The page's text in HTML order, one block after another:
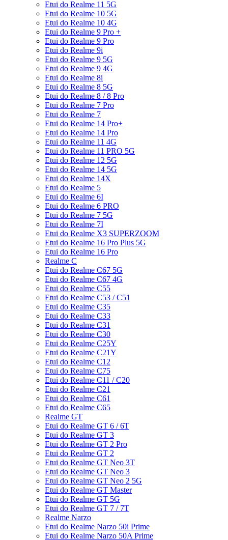
Etui do Realme 11 5G
Etui do Realme 10 5G
Etui do Realme 10 4G
Etui do Realme 9 Pro +
Etui do Realme 9 Pro
Etui do Realme 9i
Etui do Realme 9 5G
Etui do Realme 9 4G
Etui do Realme 8i
Etui do Realme 8 5G
Etui do Realme 8 / 8 Pro
Etui do Realme 7 Pro
Etui do Realme 7
Etui do Realme 14 Pro+
Etui do Realme 14 Pro
Etui do Realme 11 4G
Etui do Realme 11 PRO 5G
Etui do Realme 12 5G
Etui do Realme 14 5G
Etui do Realme 14X
Etui do Realme 5
Etui do Realme 6I
Etui do Realme 6 PRO
Etui do Realme 7 5G
Etui do Realme 7I
Etui do Realme X3 SUPERZOOM
Etui do Realme 16 Pro Plus 5G
Etui do Realme 16 Pro
Realme C
Etui do Realme C67 5G
Etui do Realme C67 4G
Etui do Realme C55
Etui do Realme C53 / C51
Etui do Realme C35
Etui do Realme C33
Etui do Realme C31
Etui do Realme C30
Etui do Realme C25Y
Etui do Realme C21Y
Etui do Realme C12
Etui do Realme C75
Etui do Realme C11 / C20
Etui do Realme C21
Etui do Realme C61
Etui do Realme C65
Realme GT
Etui do Realme GT 6 / 6T
Etui do Realme GT 3
Etui do Realme GT 2 Pro
Etui do Realme GT 2
Etui do Realme GT Neo 3T
Etui do Realme GT Neo 3
Etui do Realme GT Neo 2 5G
Etui do Realme GT Master
Etui do Realme GT 5G
Etui do Realme GT 7 / 7T
Realme Narzo
Etui do Realme Narzo 50i Prime
Etui do Realme Narzo 50A Prime